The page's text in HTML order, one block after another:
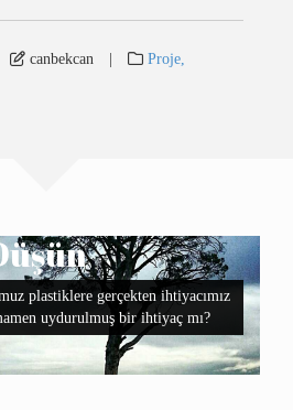
canbekcan
Proje,
plastiklere gerçekten ihtiyacımız
uydurulmuş bir ihtiyaç mı?